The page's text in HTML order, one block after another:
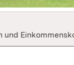
und